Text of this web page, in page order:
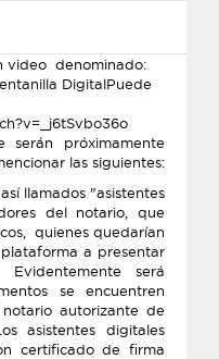
video denominado:
DigitalPuede
serán próximamente
las siguientes:
llamados "asistentes
del notario, que
quienes quedarían
a presentar
será
se encuentren
autorizante de
asistentes digitales
certificado de firma